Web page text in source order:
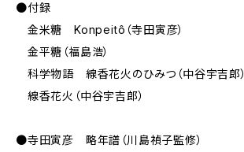
●付録
金米糖 Konpeitô（寺田寅彦）
金平糖（福島浩）
科学物語 線香花火のひみつ（中谷宇吉郎）
線香花火（中谷宇吉郎）
●寺田寅彦 略年譜（川島禎子監修）